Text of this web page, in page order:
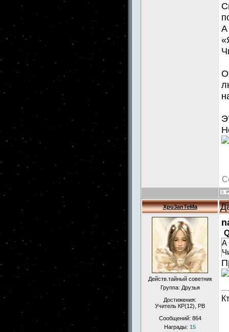
А
Xpu3anTeMa
Действ.тайный советник
Группа: Друзья
Достижения:
Учитель КР(12), РВ
Сообщений: 864
Награды: 15
А